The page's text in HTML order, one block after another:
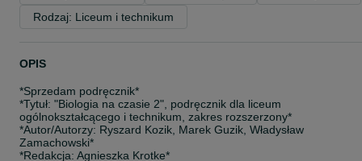
Rodzaj: Liceum i technikum
OPIS
*Sprzedam podręcznik*
*Tytuł: "Biologia na czasie 2", podręcznik dla liceum
ogólnokształcącego i technikum, zakres rozszerzony*
*Autor/Autorzy: Ryszard Kozik, Marek Guzik, Władysław
Zamachowski*
*Redakcja: Agnieszka Krotke*